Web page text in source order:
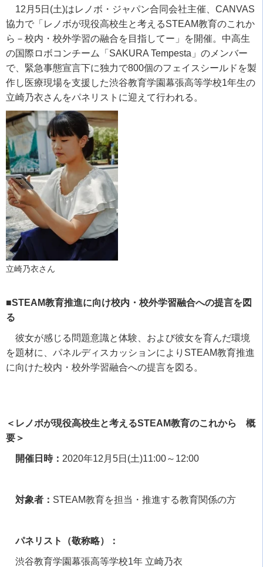
12 月 5日 (土)はレノボ・ジャパン合同会社主催、 CANVAS
協力で「レノボが現役高校生と考えるSTEAM教育のこれか
ら－校内・校外学習の融合を目指してー」を開催。中高生
の国際ロボコンチーム「 SAKURA Tempesta 」のメンバー
で、緊急事態宣言下に独力で800個のフェイスシールドを製
作し医療現場を支援した渋谷教育学園幕張高等学校1年生の
立崎乃衣さんをパネリストに迎えて行われる。
立崎乃衣さん
■STEAM教育推進に向け校内・校外学習融合への提言を図
る
彼女が感じる問題意識と体験、および彼女を育んだ環境
を題材に、パネルディスカッションにより STEAM教育推進
に向けた校内・校外学習融合への提言を図る。
＜レノボが現役高校生と考えるSTEAM教育のこれから 概
要＞
開催日時： 2020年12 月 5日 (土)11:00～ 12:00
対象者： STEAM教育を担当・推進する教育関係の方
パネリスト（敬称略）：
渋谷教育学園幕張高等学校1年 立崎乃衣